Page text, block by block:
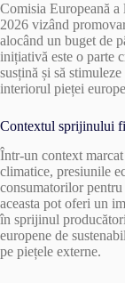
Comisia Europeană a
2026 vizând
alocând un buget de
inițiativă este o parte
susțină și să
interiorul pieței
Contextul sprijinului
Într-un context
climatice, presiunile
consumatorilor
aceasta pot oferi un
în sprijinul
europene de
pe piețele externe.